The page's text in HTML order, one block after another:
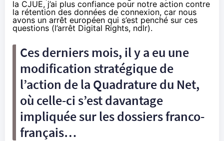
la CJUE, j’ai plus confiance pour notre action contre
la rétention des données de connexion, car nous
avons un arrêt européen qui s’est penché sur ces
questions (l’arrêt Digital Rights, ndlr).
Ces derniers mois, il y a eu une
modification stratégique de
l’action de la Quadrature du Net,
où celle-ci s’est davantage
impliquée sur les dossiers franco-
français…